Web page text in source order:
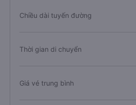
Chiều dài tuyến đường
Thời gian di chuyển
Giá vé trung bình